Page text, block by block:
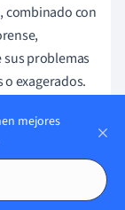
combinado con
problemas
exagerados.
en
estos
mejores